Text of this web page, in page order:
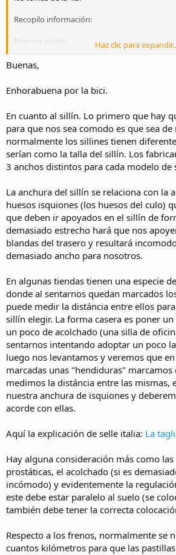
Recopilo información:
Primera salida:
Al comprar online tuve que montar la bici...
pude hacerlo todo sin inconvenientes.
¿Primeras impresiones?
Asiento muy incómodo, no sabía
años que no salgo en bici, pero poco
aceptable... no?)
Cambio 1x12 una PASADA. Estoy
Con el molinillo he podido subir lo
Frenos escasos, hay que apretar
entiendo que porque es nueva (nunca
Haz clic para
Buenas,
Enhorabuena por la bici.
En cuanto al sillín. Lo primero que hay
para que nos sea comodo es que sea
normalmente los sillines tienen
serían como la talla del sillín. Los
3 anchos distintos para cada modelo de
La anchura del sillín se relaciona con la
huesos isquiones (los huesos del culo)
que deben ir apoyados en el sillín de
demasiado estrecho hará que nos
blandas del trasero y resultará
demasiado ancho para nosotros.
En algunas tiendas tienen una especie
donde al sentarnos quedan marcados
puede medir la distáncia entre ellos
sillín elegir. La forma casera es poner
un poco de acolchado (una silla de
sentarnos intentando adoptar un poco
luego nos levantamos y veremos que
marcadas unas "hendiduras" marcamos
medimos la distáncia entre las mismas,
nuestra anchura de isquiones y
acorde con ellas.
Aquí la explicación de selle italia: La
Hay alguna consideración más como
prostáticas, el acolchado (si es
incómodo) y evidentemente la
este debe estar paralelo al suelo (se
también debe tener la correcta
Respecto a los frenos, normalmente se
cuantos kilómetros para que las